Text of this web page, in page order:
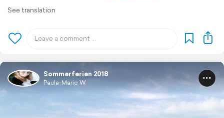
See translation
Sommerferien 2018
Paula-Marie W